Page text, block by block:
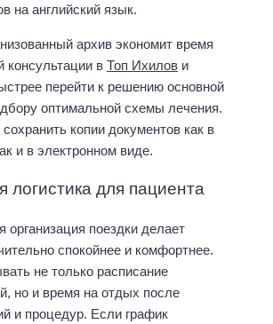
на английский язык.
архив экономит время
консультации в Топ Ихилов и
перейти к решению основной
оптимальной схемы лечения.
копии документов как в
и в электронном виде.
логистика для пациента
организация поездки делает
спокойнее и комфортнее.
не только расписание
но и время на отдых после
и процедур. Если график